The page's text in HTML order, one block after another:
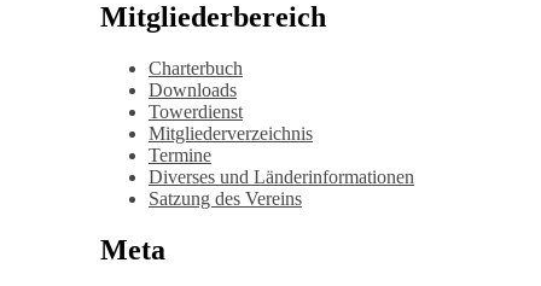
Mitgliederbereich
Charterbuch
Downloads
Towerdienst
Mitgliederverzeichnis
Termine
Diverses und Länderinformationen
Satzung des Vereins
Meta